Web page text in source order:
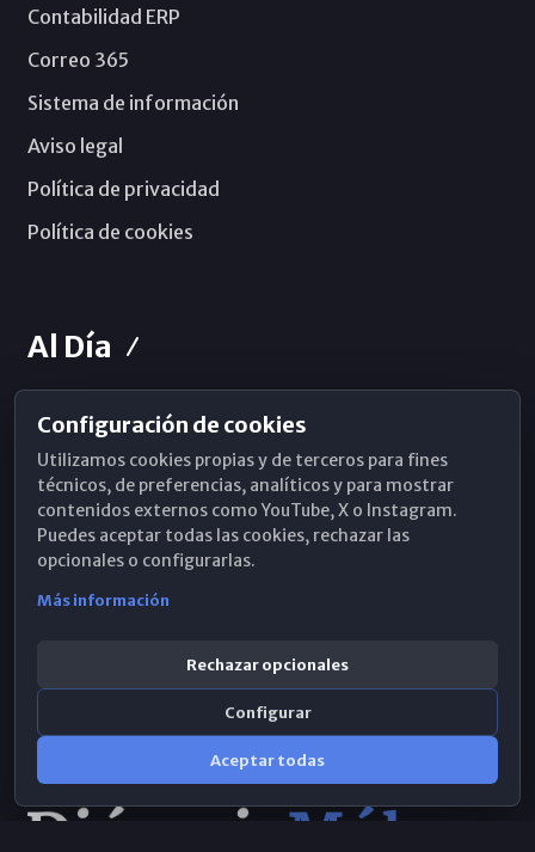
Contabilidad ERP
Correo 365
Sistema de información
Aviso legal
Política de privacidad
Política de cookies
Al Día
Horarios de Misa
Hemeroteca
WhatsApp
Configuración de cookies
Utilizamos cookies propias y de terceros para fines
técnicos, de preferencias, analíticos y para mostrar
contenidos externos como YouTube, X o Instagram.
Puedes aceptar todas las cookies, rechazar las
opcionales o configurarlas.
Más información
Rechazar opcionales
Configurar
Aceptar todas